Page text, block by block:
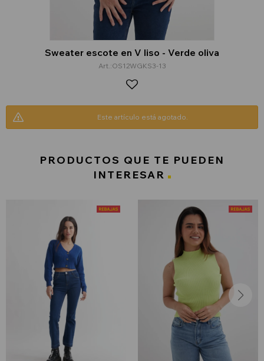
Sweater escote en V liso - Verde oliva
OS12WGKS3-13
Este artículo está agotado.
PRODUCTOS QUE TE PUEDEN
INTERESAR